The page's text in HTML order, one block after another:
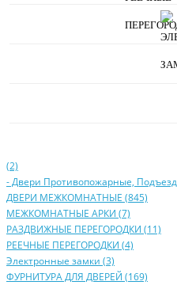
(2)
- Двери Противопожарные,
ДВЕРИ МЕЖКОМНАТНЫЕ (845)
МЕЖКОМНАТНЫЕ АРКИ (7)
РАЗДВИЖНЫЕ ПЕРЕГОРОДКИ (11)
РЕЕЧНЫЕ ПЕРЕГОРОДКИ (4)
Электронные замки (3)
ФУРНИТУРА ДЛЯ ДВЕРЕЙ (169)